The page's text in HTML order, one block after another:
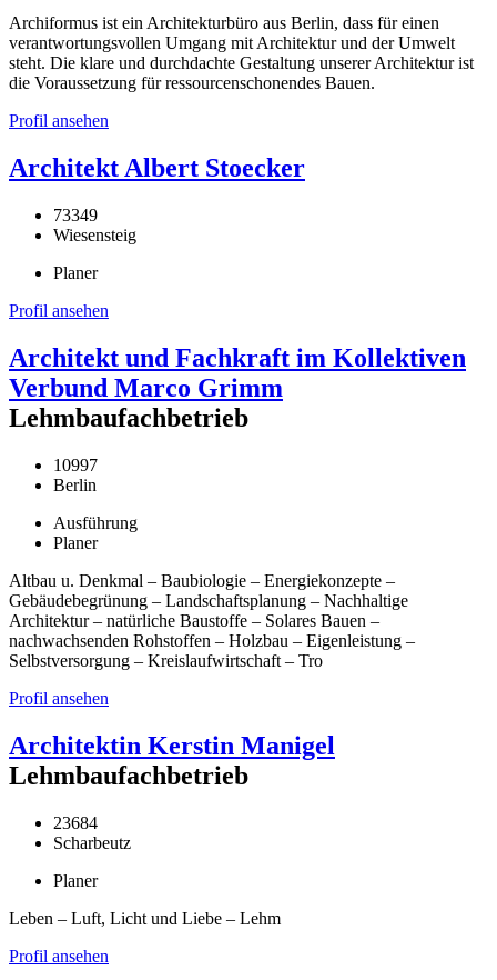
Archiformus ist ein Architekturbüro aus Berlin, dass für einen
verantwortungsvollen Umgang mit Architektur und der Umwelt
steht. Die klare und durchdachte Gestaltung unserer Architektur ist
die Voraussetzung für ressourcenschonendes Bauen.
Profil ansehen
Architekt Albert Stoecker
73349
Wiesensteig
Planer
Profil ansehen
Architekt und Fachkraft im Kollektiven
Verbund Marco Grimm
Lehmbaufachbetrieb
10997
Berlin
Ausführung
Planer
Altbau u. Denkmal – Baubiologie – Energiekonzepte –
Gebäudebegrünung – Landschaftsplanung – Nachhaltige
Architektur – natürliche Baustoffe – Solares Bauen –
nachwachsenden Rohstoffen – Holzbau – Eigenleistung –
Selbstversorgung – Kreislaufwirtschaft – Tro
Profil ansehen
Architektin Kerstin Manigel
Lehmbaufachbetrieb
23684
Scharbeutz
Planer
Leben – Luft, Licht und Liebe – Lehm
Profil ansehen